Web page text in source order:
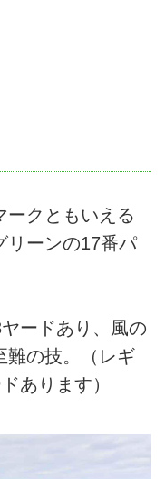
ークともいえる
リーンの17番パ
ードあり、風の
難の技。（レギ
あります）